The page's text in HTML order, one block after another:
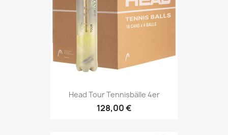
Head Tour Tennisbälle 4er
128,00 €